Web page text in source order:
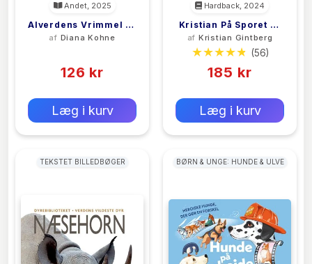
Andet, 2025
Alverdens Vrimmel Af
Magiske Ponyer
af Diana Kohne
126 kr
Læg i kurv
Hardback, 2024
Kristian På Sporet Af
Dyrenes Rekorder
af Kristian Gintberg
(56)
185 kr
Læg i kurv
TEKSTET BILLEDBØGER BØRN & UNGE: HUNDE & ULVE